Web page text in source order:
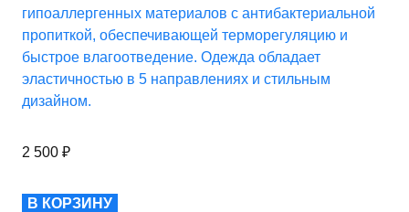
гипоаллергенных материалов с антибактериальной
пропиткой, обеспечивающей терморегуляцию и
быстрое влагоотведение. Одежда обладает
эластичностью в 5 направлениях и стильным
дизайном.
2 500 ₽
В КОРЗИНУ